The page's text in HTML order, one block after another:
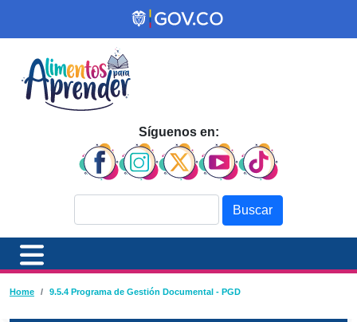
Pasar al contenido principal
Síguenos en:
Ruta de navegación
Home 9.5.4 Programa de Gestión Documental - PGD